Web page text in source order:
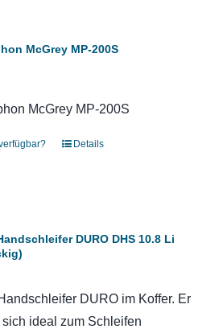
McGrey MP-200S
McGrey MP-200S
Details
DURO DHS 10.8 Li
DURO im Koffer. Er
ideal zum Schleifen